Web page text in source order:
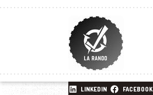
LINKEDIN FACEBOOK